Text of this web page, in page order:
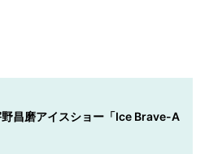
昌磨アイスショー「Ice Brave-A